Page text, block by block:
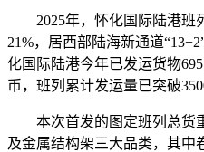
2025年，怀化国际陆港班
21%，居西部陆海新通道
化国际陆港今年已发运货物
币，班列累计发运量已突破
本次首发的图定班列总货重
及金属结构架三大品类，其中